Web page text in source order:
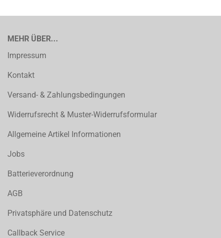
MEHR ÜBER...
Impressum
Kontakt
Versand- & Zahlungsbedingungen
Widerrufsrecht & Muster-Widerrufsformular
Allgemeine Artikel Informationen
Jobs
Batterieverordnung
AGB
Privatsphäre und Datenschutz
Callback Service